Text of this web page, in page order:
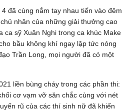
đã cùng nắm tay nhau tiến vào đêm
nhân của những giải thưởng cao
ca sỹ Xuân Nghi trong ca khúc Make
bầu không khí ngay lập tức nóng
Trần Long, mọi người đã có một
liền bùng cháy trong các phần thi:
cơ vạm vỡ săn chắc cùng với nét
rũ của các thí sinh nữ đã khiến